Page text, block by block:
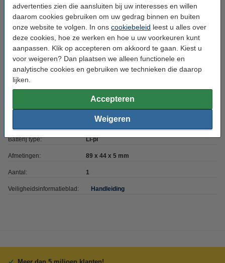
advertenties zien die aansluiten bij uw interesses en willen
daarom cookies gebruiken om uw gedrag binnen en buiten
onze website te volgen. In ons cookiebeleid leest u alles over
deze cookies, hoe ze werken en hoe u uw voorkeuren kunt
aanpassen. Klik op accepteren om akkoord te gaan. Kiest u
voor weigeren? Dan plaatsen we alleen functionele en
analytische cookies en gebruiken we technieken die daarop
lijken.
Accepteren
Weigeren
Specificaties
Merk: 123accu
Model: iPhone 14
Type: 🔋Accu + Toolkit
Kleur: Zwart
3,87 V
Batterij type: Li-pl
Afmetingen: 89 x 44 x 5 mm
Aantal: 1
Veiligheidsinformatieblad: Handleiding